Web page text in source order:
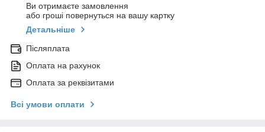
Ви отримаєте замовлення
або гроші повернуться на вашу картку
Детальніше
Післяплата
Оплата на рахунок
Оплата за реквізитами
Всі умови оплати